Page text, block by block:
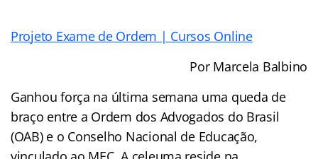
Projeto Exame de Ordem | Cursos Online
Por Marcela Balbino
Ganhou força na última semana uma queda de
braço entre a Ordem dos Advogados do Brasil
(OAB) e o Conselho Nacional de Educação,